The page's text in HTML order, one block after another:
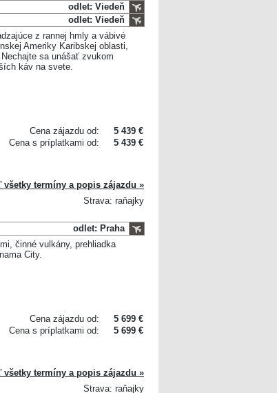
odlet: Viedeň
odlet: Viedeň
z rannej hmly a vábivé
Ameriky Karibskej oblasti,
sa unášať zvukom
káv na svete.
Cena zájazdu od:
5 439 €
Cena s príplatkami od:
5 439 €
všetky termíny a popis zájazdu »
Strava: raňajky
odlet: Praha
činné vulkány, prehliadka
City.
Cena zájazdu od:
5 699 €
Cena s príplatkami od:
5 699 €
všetky termíny a popis zájazdu »
Strava: raňajky